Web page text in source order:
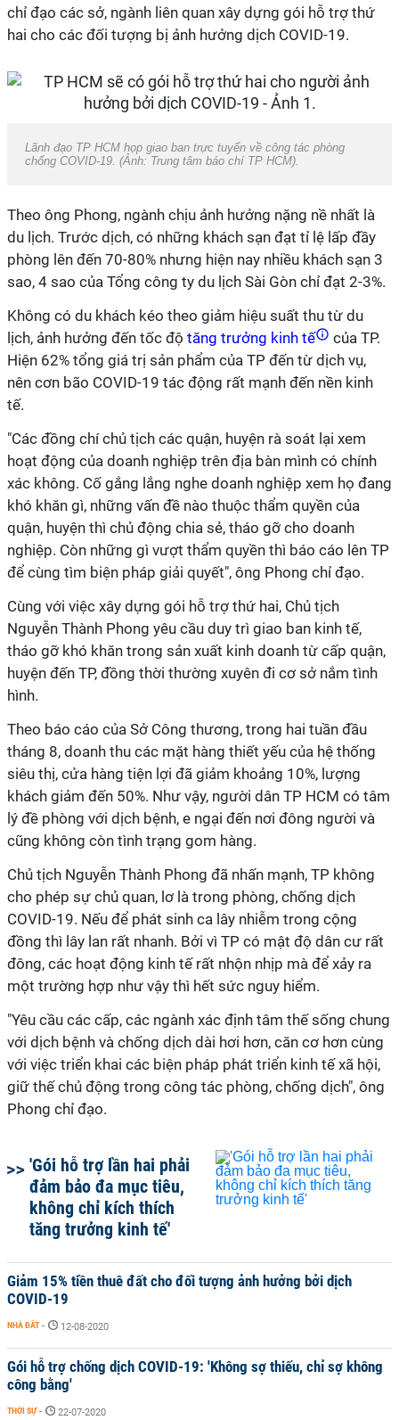
chỉ đạo các sở, ngành liên quan xây dựng gói hỗ trợ thứ
hai cho các đối tượng bị ảnh hưởng dịch COVID-19.
Lãnh đạo TP HCM họp giao ban trực tuyến về công tác phòng
chống COVID-19. (Ảnh: Trung tâm báo chí TP HCM).
Theo ông Phong, ngành chịu ảnh hưởng nặng nề nhất là
du lịch. Trước dịch, có những khách sạn đạt tỉ lệ lấp đầy
phòng lên đến 70-80% nhưng hiện nay nhiều khách sạn 3
sao, 4 sao của Tổng công ty du lịch Sài Gòn chỉ đạt 2-3%.
Không có du khách kéo theo giảm hiệu suất thu từ du
lịch, ảnh hưởng đến tốc độ tăng trưởng kinh tế
của TP.
Hiện 62% tổng giá trị sản phẩm của TP đến từ dịch vụ,
nên cơn bão COVID-19 tác động rất mạnh đến nền kinh
tế.
"Các đồng chí chủ tịch các quận, huyện rà soát lại xem
hoạt động của doanh nghiệp trên địa bàn mình có chính
xác không. Cố gắng lắng nghe doanh nghiệp xem họ đang
khó khăn gì, những vấn đề nào thuộc thẩm quyền của
quận, huyện thì chủ động chia sẻ, tháo gỡ cho doanh
nghiệp. Còn những gì vượt thẩm quyền thì báo cáo lên TP
để cùng tìm biện pháp giải quyết", ông Phong chỉ đạo.
Cùng với việc xây dựng gói hỗ trợ thứ hai, Chủ tịch
Nguyễn Thành Phong yêu cầu duy trì giao ban kinh tế,
tháo gỡ khó khăn trong sản xuất kinh doanh từ cấp quận,
huyện đến TP, đồng thời thường xuyên đi cơ sở nắm tình
hình.
Theo báo cáo của Sở Công thương, trong hai tuần đầu
tháng 8, doanh thu các mặt hàng thiết yếu của hệ thống
siêu thị, cửa hàng tiện lợi đã giảm khoảng 10%, lượng
khách giảm đến 50%. Như vậy, người dân TP HCM có tâm
lý đề phòng với dịch bệnh, e ngại đến nơi đông người và
cũng không còn tình trạng gom hàng.
Chủ tịch Nguyễn Thành Phong đã nhấn mạnh, TP không
cho phép sự chủ quan, lơ là trong phòng, chống dịch
COVID-19. Nếu để phát sinh ca lây nhiễm trong cộng
đồng thì lây lan rất nhanh. Bởi vì TP có mật độ dân cư rất
đông, các hoạt động kinh tế rất nhộn nhịp mà để xảy ra
một trường hợp như vậy thì hết sức nguy hiểm.
"Yêu cầu các cấp, các ngành xác định tâm thế sống chung
với dịch bệnh và chống dịch dài hơi hơn, căn cơ hơn cùng
với việc triển khai các biện pháp phát triển kinh tế xã hội,
giữ thế chủ động trong công tác phòng, chống dịch", ông
Phong chỉ đạo.
'Gói hỗ trợ lần hai phải
đảm bảo đa mục tiêu,
không chỉ kích thích
tăng trưởng kinh tế'
Giảm 15% tiền thuê đất cho đối tượng ảnh hưởng bởi dịch
COVID-19
NHÀ ĐẤT - 12-08-2020
Gói hỗ trợ chống dịch COVID-19: 'Không sợ thiếu, chỉ sợ không
công bằng'
THỜI SỰ - 22-07-2020